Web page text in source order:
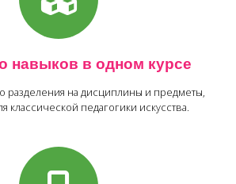
навыков в одном курсе
разделения на дисциплины и предметы,
классической педагогики искусства.